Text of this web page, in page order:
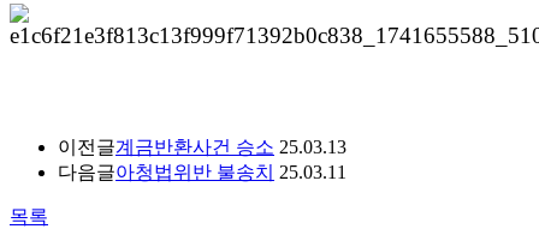
이전글계금반환사건 승소 25.03.13
다음글아청법위반 불송치 25.03.11
목록